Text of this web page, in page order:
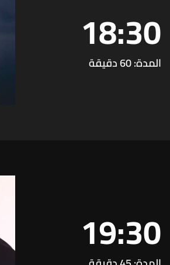
18:30
المدة: 60 دقيقة
19:30